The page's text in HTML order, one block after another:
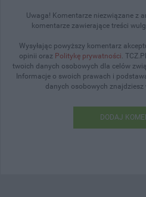
Uwaga! Komentarze niezwiązane z
komentarze zawierające treści
Wysyłając powyższy komentarz
opinii oraz Politykę prywatności.
twoich danych osobowych dla celów
Informacje o swoich prawach i
danych osobowych
DODAJ